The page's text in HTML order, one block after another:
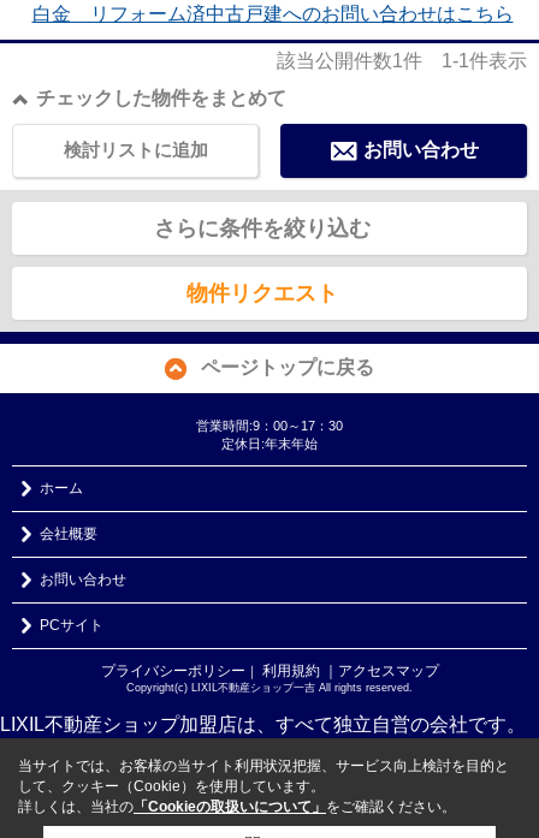
白金 リフォーム済中古戸建へのお問い合わせはこちら
該当公開件数1件 1-1件表示
チェックした物件をまとめて
お問い合わせ
検討リストに追加
さらに条件を絞り込む
物件リクエスト
ページトップに戻る
営業時間:9：00～17：30
定休日:年末年始
ホーム
会社概要
お問い合わせ
PCサイト
プライバシーポリシー ｜ 利用規約 ｜アクセスマップ
Copyright(c) LIXIL不動産ショップ一吉 All rights reserved.
LIXIL不動産ショップ加盟店は、すべて独立自営の会社です。
当サイトでは、お客様の当サイト利用状況把握、サービス向上検討を目的と
して、クッキー（Cookie）を使用しています。
詳しくは、当社の 「Cookieの取扱いについて」 をご確認ください。